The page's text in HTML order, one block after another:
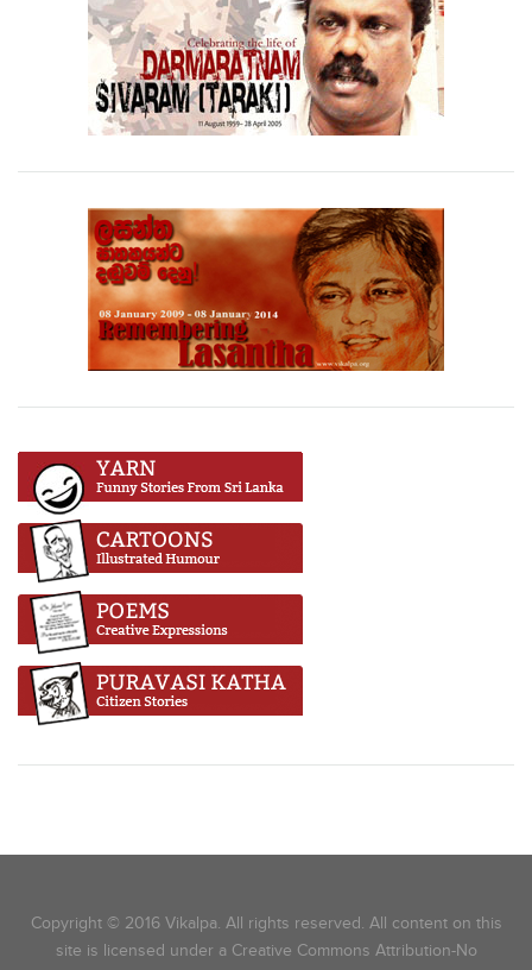
Copyright © 2016 Vikalpa. All rights reserved. All content on this
site is licensed under a Creative Commons Attribution-No